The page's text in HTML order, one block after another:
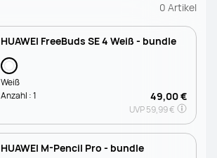
0 Artikel
HUAWEI FreeBuds SE 4 Weiß - bundle
Weiß
49,00 €
UVP59,99 €
Anzahl :1
HUAWEI M-Pencil Pro - bundle